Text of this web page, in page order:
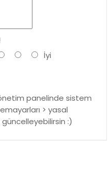
İyi
panelinde sistem
> yasal
:)